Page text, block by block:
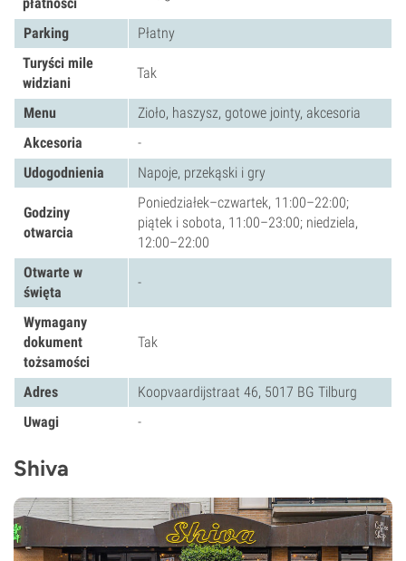
Parking
Płatny
Turyści mile
widziani
Tak
Menu
Zioło, haszysz, gotowe jointy, akcesoria
Akcesoria
-
Udogodnienia
Napoje, przekąski i gry
Godziny
otwarcia
Poniedziałek–czwartek, 11:00–22:00;
piątek i sobota, 11:00–23:00; niedziela,
12:00–22:00
Otwarte w
święta
-
Wymagany
dokument
tożsamości
Tak
Adres
Koopvaardijstraat 46, 5017 BG Tilburg
Uwagi
-
Shiva